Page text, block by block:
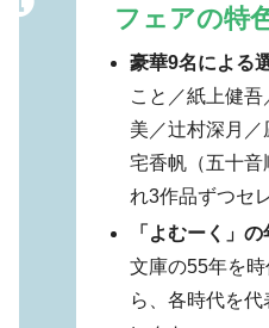
フェアの特
豪華9名による
こと／紙上健
美／辻村深月
宅香帆（五十
れ3作品ずつセ
「よむーく」
文庫の55年を
ら、各時代を